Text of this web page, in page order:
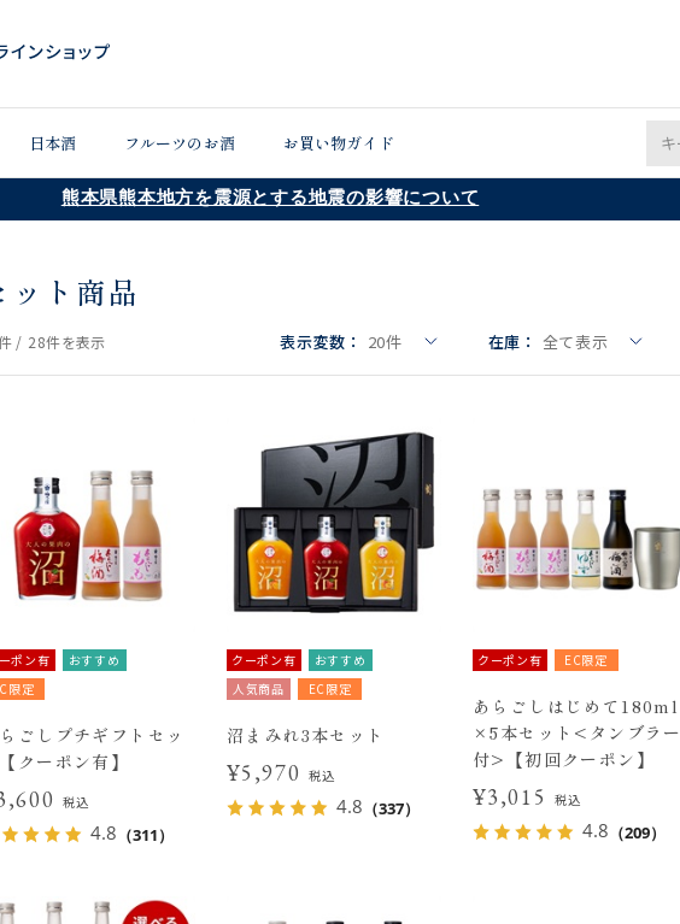
日本酒 フルーツのお酒 お買い物ガイド
熊本県熊本地方を震源とする地震の影響について
ット商品
/ 28件を表示 表示変数： 20件 在庫： 全て表示
ポン有
おすすめ
限定
ごしプチギフトセッ
クーポン有】
税込
4.8 （311）
クーポン有
おすすめ
人気商品
EC限定
沼まみれ3本セット
¥5,970 税込
4.8 （337）
クーポン有 EC限定
あらごしはじめて180ml
×5本セット<タンブラー
付>【初回クーポン】
¥3,015 税込
4.8 （209）